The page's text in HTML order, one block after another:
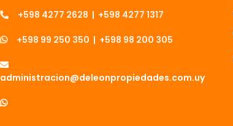
+598 4277 2628 | +598 4277 1317
+598 99 250 350 | +598 98 200 305
administracion@deleonpropiedades.com.uy